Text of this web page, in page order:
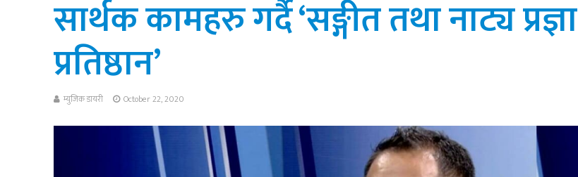
सार्थक कामहरु गर्दै ‘सङ्गीत तथा नाट्य प्रज्ञा
प्रतिष्ठान’
म्युजिक डायरी October 22, 2020